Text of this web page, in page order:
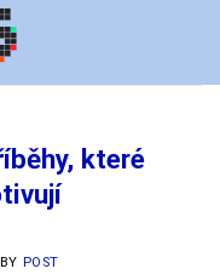
které
BY POST